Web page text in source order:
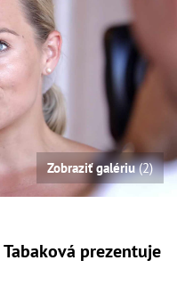
Zobraziť galériu(2)
prezentuje